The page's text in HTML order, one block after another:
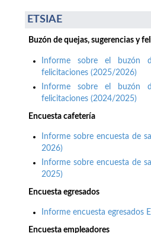
ETSIAE
Buzón de quejas, sugerencias y
Informe sobre el buzón
felicitaciones (2025/2026)
Informe sobre el buzón
felicitaciones (2024/2025)
Encuesta cafetería
Informe sobre encuesta de
2026)
Informe sobre encuesta de
2025)
Encuesta egresados
Informe encuesta egresados
Encuesta empleadores